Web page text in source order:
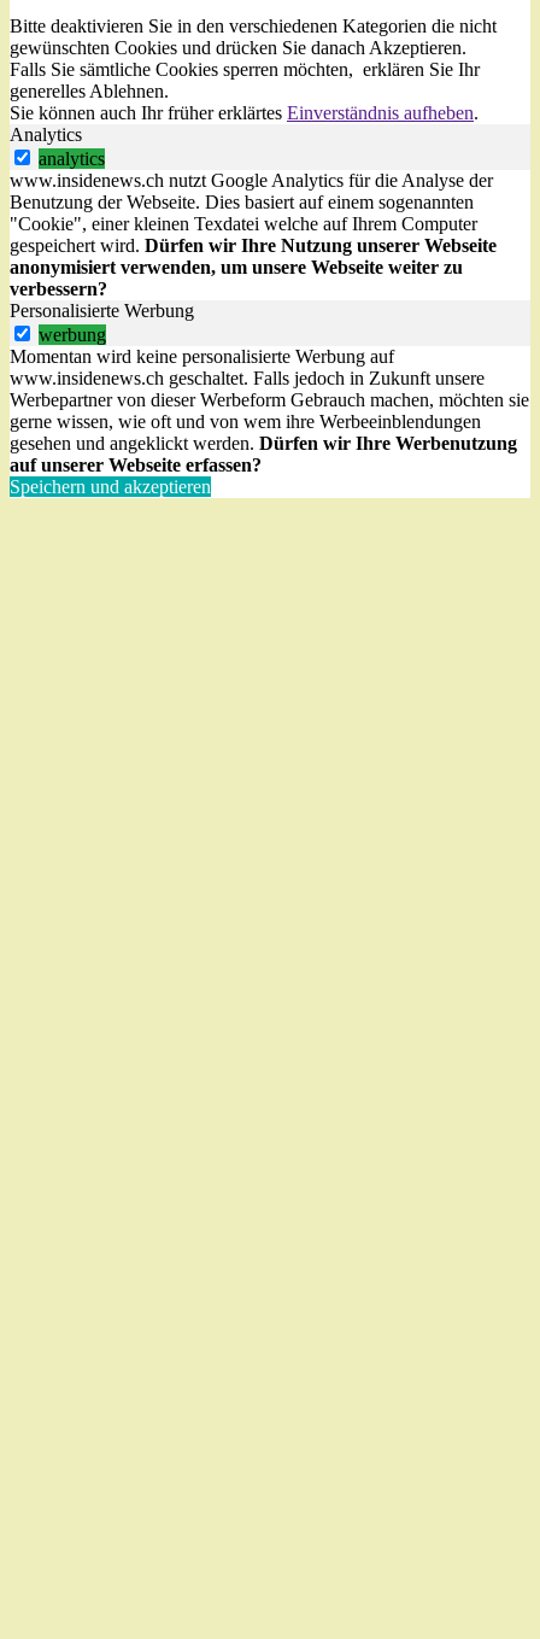
Bitte deaktivieren Sie in den verschiedenen Kategorien die nicht
gewünschten Cookies und drücken Sie danach Akzeptieren.
Falls Sie sämtliche Cookies sperren möchten, erklären Sie Ihr
generelles Ablehnen.
Sie können auch Ihr früher erklärtes Einverständnis aufheben.
Analytics
analytics
www.insidenews.ch nutzt Google Analytics für die Analyse der
Benutzung der Webseite. Dies basiert auf einem sogenannten
"Cookie", einer kleinen Texdatei welche auf Ihrem Computer
gespeichert wird. Dürfen wir Ihre Nutzung unserer Webseite
anonymisiert verwenden, um unsere Webseite weiter zu
verbessern?
Personalisierte Werbung
werbung
Momentan wird keine personalisierte Werbung auf
www.insidenews.ch geschaltet. Falls jedoch in Zukunft unsere
Werbepartner von dieser Werbeform Gebrauch machen, möchten sie
gerne wissen, wie oft und von wem ihre Werbeeinblendungen
gesehen und angeklickt werden. Dürfen wir Ihre Werbenutzung
auf unserer Webseite erfassen?
Speichern und akzeptieren